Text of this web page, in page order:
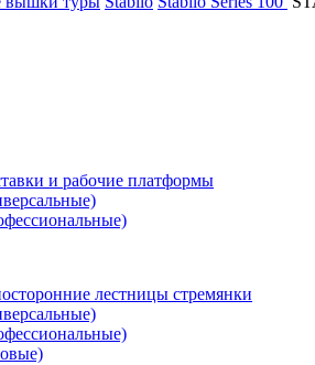
и рабочие платформы
лестницы стремянки